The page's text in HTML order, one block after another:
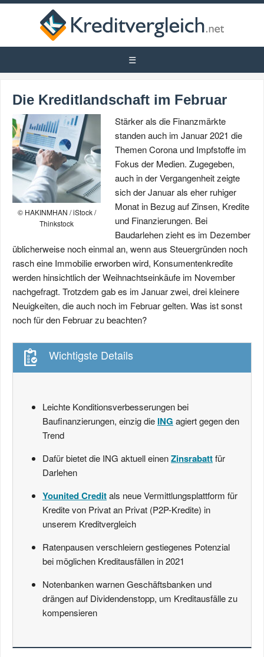
Die Kreditlandschaft im Februar
© HAKINMHAN / iStock /
Thinkstock
Stärker als die Finanzmärkte
standen auch im Januar 2021 die
Themen Corona und Impfstoffe im
Fokus der Medien. Zugegeben,
auch in der Vergangenheit zeigte
sich der Januar als eher ruhiger
Monat in Bezug auf Zinsen, Kredite
und Finanzierungen. Bei
Baudarlehen zieht es im Dezember
üblicherweise noch einmal an, wenn aus Steuergründen noch
rasch eine Immobilie erworben wird, Konsumentenkredite
werden hinsichtlich der Weihnachtseinkäufe im November
nachgefragt. Trotzdem gab es im Januar zwei, drei kleinere
Neuigkeiten, die auch noch im Februar gelten. Was ist sonst
noch für den Februar zu beachten?
Wichtigste Details
Leichte Konditionsverbesserungen bei
Baufinanzierungen, einzig die ING agiert gegen den
Trend
Dafür bietet die ING aktuell einenZinsrabattfür
Darlehen
Younited Creditals neue Vermittlungsplattform für
Kredite von Privat an Privat (P2P-Kredite) in
unserem Kreditvergleich
Ratenpausen verschleiern gestiegenes Potenzial
bei möglichen Kreditausfällen in 2021
Notenbanken warnen Geschäftsbanken und
drängen auf Dividendenstopp, um Kreditausfälle zu
kompensieren